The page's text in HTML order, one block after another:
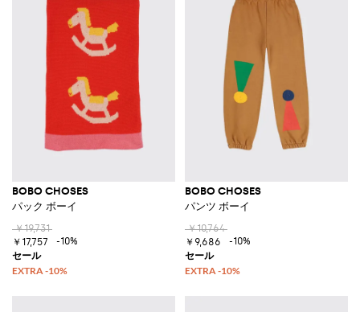
BOBO CHOSES
パック ボーイ
￥19,731
￥17,757
-10%
BOBO CHOSES
パンツ ボーイ
￥10,764
￥9,686
-10%